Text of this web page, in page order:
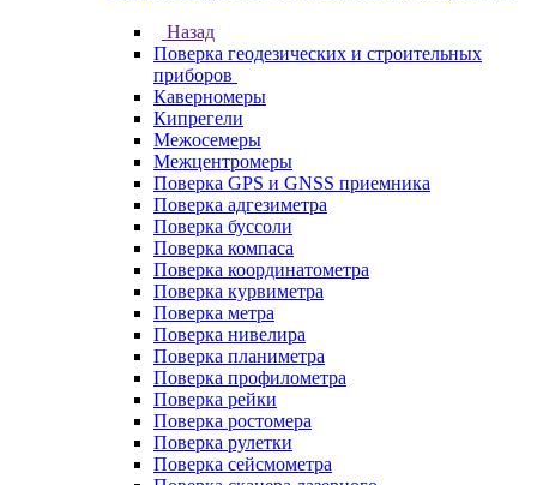
Назад
Поверка геодезических и строительных
приборов
Каверномеры
Кипрегели
Межосемеры
Межцентромеры
Поверка GPS и GNSS приемника
Поверка адгезиметра
Поверка буссоли
Поверка компаса
Поверка координатометра
Поверка курвиметра
Поверка метра
Поверка нивелира
Поверка планиметра
Поверка профилометра
Поверка рейки
Поверка ростомера
Поверка рулетки
Поверка сейсмометра